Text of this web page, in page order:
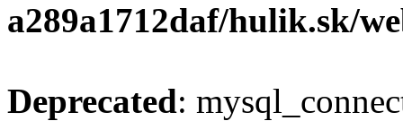
a289a1712daf/hulik.sk/
Deprecated: